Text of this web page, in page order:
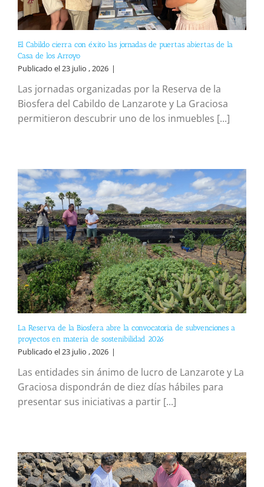
El Cabildo cierra con éxito las jornadas de puertas abiertas de la
Casa de los Arroyo
Publicado el 23 julio , 2026 |
Las jornadas organizadas por la Reserva de la
Biosfera del Cabildo de Lanzarote y La Graciosa
permitieron descubrir uno de los inmuebles [...]
La Reserva de la Biosfera abre la convocatoria de subvenciones a
proyectos en materia de sostenibilidad 2026
Publicado el 23 julio , 2026 |
Las entidades sin ánimo de lucro de Lanzarote y La
Graciosa dispondrán de diez días hábiles para
presentar sus iniciativas a partir [...]